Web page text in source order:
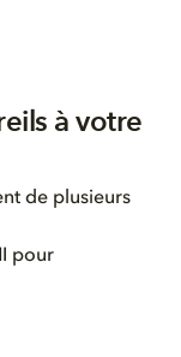
à votre
de plusieurs
pour